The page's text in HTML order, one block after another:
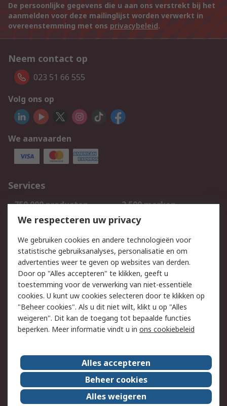
De persoonlijke gegevens die u aan ons verstrekt bij het
aanmelden voor deze mailinglijst worden verwerkt in
overeenstemming met ons privacybeleid.
Neem contact op
023 51 66 555
Volg ons op
We aanvaarden
Services
750.000 producten
2.500 merken
Bestellen
Inkoopoplossingen
Track & Trace
Wettelijk
Cookiebeleid
Email veiligheid
Privacybeleid
Websitevoorwaarden
Algemene
verkoopvoorwaarden
Over RS
RS Group
Over ons
RS wereldwijd
Werken bij RS
We respecteren uw privacy
We gebruiken cookies en andere technologieën voor
statistische gebruiksanalyses, personalisatie en om
advertenties weer te geven op websites van derden.
Door op "Alles accepteren" te klikken, geeft u
toestemming voor de verwerking van niet-essentiële
cookies. U kunt uw cookies selecteren door te klikken op
"Beheer cookies". Als u dit niet wilt, klikt u op "Alles
weigeren". Dit kan de toegang tot bepaalde functies
beperken. Meer informatie vindt u in ons cookiebeleid
Alles accepteren
Beheer cookies
Alles weigeren